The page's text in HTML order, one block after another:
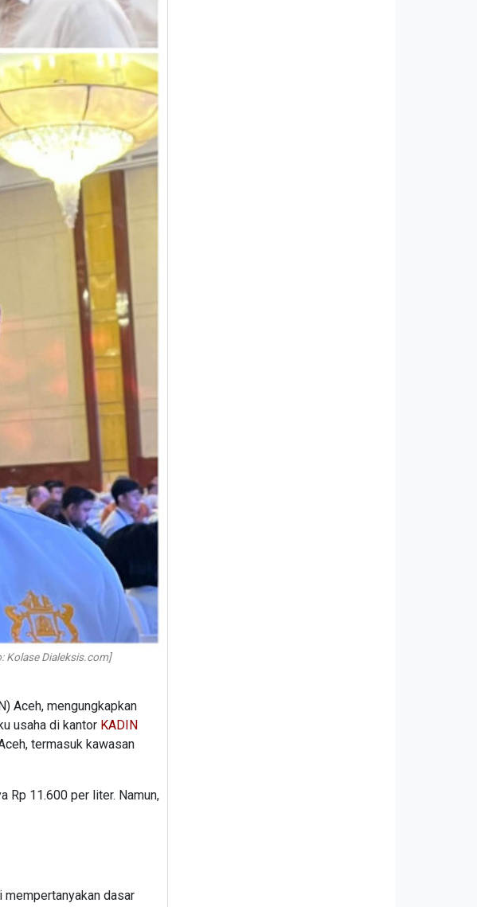
Kolase Dialeksis.com]
Aceh, mengungkapkan
usaha di kantor KADIN
termasuk kawasan
Rp 11.600 per liter. Namun,
mempertanyakan dasar